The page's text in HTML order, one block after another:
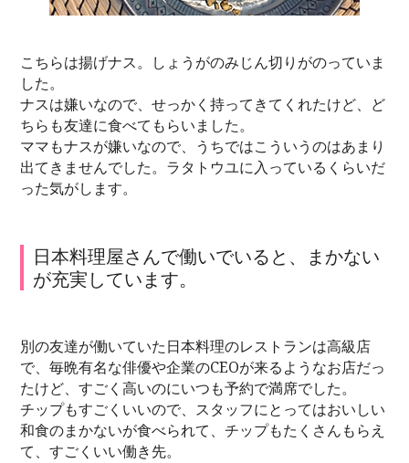
こちらは揚げナス。しょうがのみじん切りがのっていま
した。
ナスは嫌いなので、せっかく持ってきてくれたけど、ど
ちらも友達に食べてもらいました。
ママもナスが嫌いなので、うちではこういうのはあまり
出てきませんでした。ラタトウユに入っているくらいだ
った気がします。
日本料理屋さんで働いでいると、まかない
が充実しています。
別の友達が働いていた日本料理のレストランは高級店
で、毎晩有名な俳優や企業のCEOが来るようなお店だっ
たけど、すごく高いのにいつも予約で満席でした。
チップもすごくいいので、スタッフにとってはおいしい
和食のまかないが食べられて、チップもたくさんもらえ
て、すごくいい働き先。